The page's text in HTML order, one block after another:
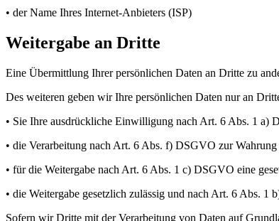
• der Name Ihres Internet-Anbieters (ISP)
Weitergabe an Dritte
Eine Übermittlung Ihrer persönlichen Daten an Dritte zu
Des weiteren geben wir Ihre persönlichen Daten nur an
• Sie Ihre ausdrückliche Einwilligung nach Art. 6 Abs. 1 a)
• die Verarbeitung nach Art. 6 Abs. f) DSGVO zur
• für die Weitergabe nach Art. 6 Abs. 1 c) DSGVO eine
• die Weitergabe gesetzlich zulässig und nach Art. 6 Abs.
Sofern wir Dritte mit der Verarbeitung von Daten auf